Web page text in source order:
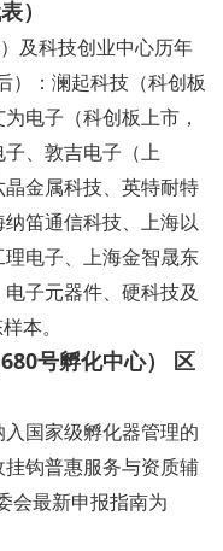
）
及科技创业中心历年
）：澜起科技（科创板
电子（科创板上市，
、敦吉电子（上
金属科技、英特耐特
笛通信科技、上海以
电子、上海金智晟东
子元器件、硬科技及
本。
号孵化中心） 区
国家级孵化器管理的
钩普惠服务与资质辅
会最新申报指南为